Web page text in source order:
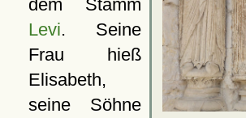
dem Stamm
Levi. Seine
Frau hieß
Elisabeth,
seine Söhne